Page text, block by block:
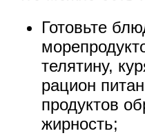
Готовьте
телятину,
рацион
продуктов
жирность;